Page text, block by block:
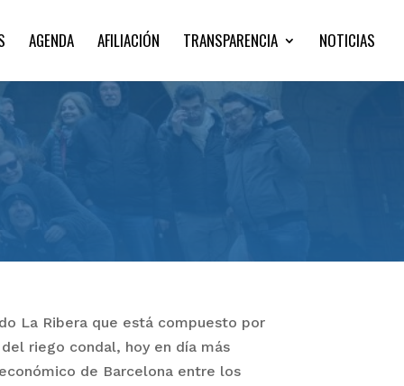
AGENDA AFILIACIÓN TRANSPARENCIA NOTICIAS
La Ribera que está compuesto por
riego condal, hoy en día más
de Barcelona entre los